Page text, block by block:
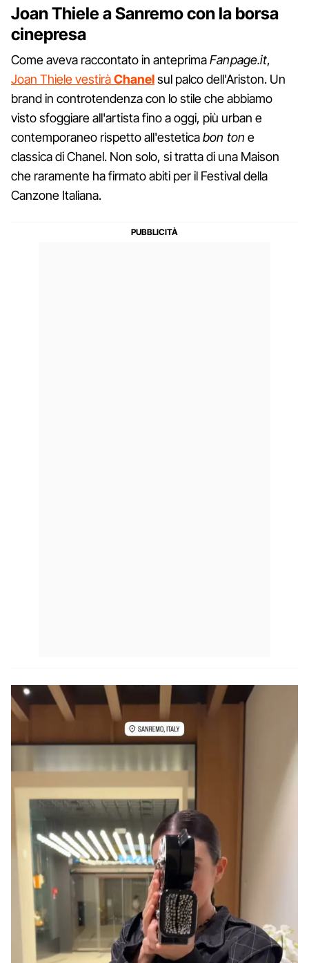
Joan Thiele a Sanremo con la borsa
cinepresa
Come aveva raccontato in anteprimaFanpage.it,
Joan Thiele vestiràChanelsul palco dell'Ariston. Un
brand in controtendenza con lo stile che abbiamo
visto sfoggiare all'artista fino a oggi, più urban e
contemporaneo rispetto all'esteticabon ton e
classica di Chanel. Non solo, si tratta di una Maison
che raramente ha firmato abiti per il Festival della
Canzone Italiana.